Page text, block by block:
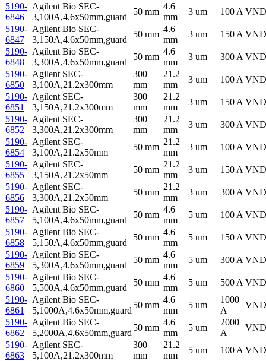
5190-
6846
Agilent Bio SEC-
3,100A,4.6x50mm,guard
50 mm
4.6
mm
3 um 100 A VND
5190-
6847
Agilent Bio SEC-
3,150A,4.6x50mm,guard
50 mm
4.6
mm
3 um 150 A VND
5190-
6848
Agilent Bio SEC-
3,300A,4.6x50mm,guard
50 mm
4.6
mm
3 um 300 A VND
5190-
6850
Agilent SEC-
3,100A,21.2x300mm
300
mm
21.2
mm
3 um 100 A VND
5190-
6851
Agilent SEC-
3,150A,21.2x300mm
300
mm
21.2
mm
3 um 150 A VND
5190-
6852
Agilent SEC-
3,300A,21.2x300mm
300
mm
21.2
mm
3 um 300 A VND
5190-
6854
Agilent SEC-
3,100A,21.2x50mm
50 mm
21.2
mm
3 um 100 A VND
5190-
6855
Agilent SEC-
3,150A,21.2x50mm
50 mm
21.2
mm
3 um 150 A VND
5190-
6856
Agilent SEC-
3,300A,21.2x50mm
50 mm
21.2
mm
3 um 300 A VND
5190-
6857
Agilent Bio SEC-
5,100A,4.6x50mm,guard
50 mm
4.6
mm
5 um 100 A VND
5190-
6858
Agilent Bio SEC-
5,150A,4.6x50mm,guard
50 mm
4.6
mm
5 um 150 A VND
5190-
6859
Agilent Bio SEC-
5,300A,4.6x50mm,guard
50 mm
4.6
mm
5 um 300 A VND
5190-
6860
Agilent Bio SEC-
5,500A,4.6x50mm,guard
50 mm
4.6
mm
5 um 500 A VND
5190-
6861
Agilent Bio SEC-
5,1000A,4.6x50mm,guard
50 mm
4.6
mm
5 um
1000
A
VND
5190-
6862
Agilent Bio SEC-
5,2000A,4.6x50mm,guard
50 mm
4.6
mm
5 um
2000
A
VND
5190-
6863
Agilent SEC-
5,100A,21.2x300mm
300
mm
21.2
mm
5 um 100 A VND